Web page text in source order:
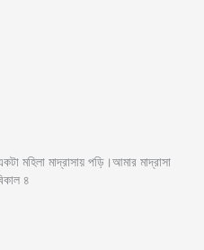
মাদ্রাসায় পড়ি।আমার মাদ্রাসা
৪